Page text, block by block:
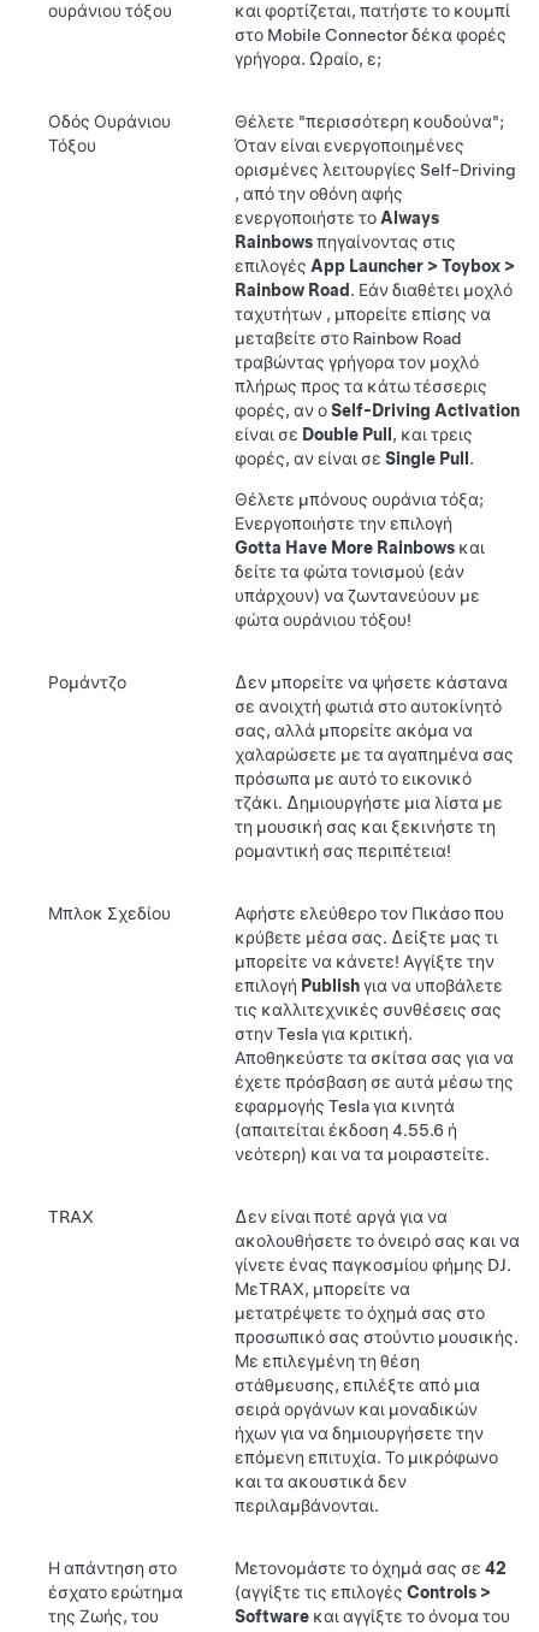
ουράνιου τόξου
και φορτίζεται, πατήστε το κουμπί
στο Mobile Connector δέκα φορές
γρήγορα. Ωραίο, ε;
Οδός Ουράνιου
Τόξου
Θέλετε "περισσότερη κουδούνα";
Όταν είναι ενεργοποιημένες
ορισμένες λειτουργίες Self-Driving
, από την οθόνη αφής
ενεργοποιήστε τοAlways
Rainbowsπηγαίνοντας στις
επιλογές App Launcher > Toybox >
Rainbow Road . Εάν διαθέτει μοχλό
ταχυτήτων , μπορείτε επίσης να
μεταβείτε στο Rainbow Road
τραβώντας γρήγορα τον μοχλό
πλήρως προς τα κάτωτέσσερις
φορές, αν οSelf-Driving Activation
είναι σε Double Pull , και τρεις
φορές, αν είναι σε Single Pull .
Θέλετε μπόνους ουράνια τόξα;
Ενεργοποιήστε την επιλογή
Gotta Have More Rainbows και
δείτε τα φώτα τονισμού (εάν
υπάρχουν) να ζωντανεύουν με
φώτα ουράνιου τόξου!
Ρομάντζο
Δεν μπορείτε να ψήσετε κάστανα
σε ανοιχτή φωτιά στο αυτοκίνητό
σας, αλλά μπορείτε ακόμα να
χαλαρώσετε με τα αγαπημένα σας
πρόσωπα με αυτό το εικονικό
τζάκι. Δημιουργήστε μια λίστα με
τη μουσική σας και ξεκινήστε τη
ρομαντική σας περιπέτεια!
Μπλοκ Σχεδίου
Αφήστε ελεύθερο τον Πικάσο που
κρύβετε μέσα σας. Δείξτε μας τι
μπορείτε να κάνετε! Αγγίξτε την
επιλογή Publishγια να υποβάλετε
τις καλλιτεχνικές συνθέσεις σας
στην Tesla για κριτική.
Αποθηκεύστε τα σκίτσα σας για να
έχετε πρόσβαση σε αυτά μέσω της
εφαρμογής Tesla για κινητά
(απαιτείται έκδοση 4.55.6 ή
νεότερη) και να τα μοιραστείτε.
TRAX
Δεν είναι ποτέ αργά για να
ακολουθήσετε το όνειρό σας και να
γίνετε ένας παγκοσμίου φήμης DJ.
ΜεTRAX, μπορείτε να
μετατρέψετε το όχημά σας στο
προσωπικό σας στούντιο μουσικής.
Με επιλεγμένη τη θέση
στάθμευσης, επιλέξτε από μια
σειρά οργάνων και μοναδικών
ήχων για να δημιουργήσετε την
επόμενη επιτυχία. Το μικρόφωνο
και τα ακουστικά δεν
περιλαμβάνονται.
Η απάντηση στο
έσχατο ερώτημα
της Ζωής, του
Μετονομάστε το όχημά σας σε 42
(αγγίξτε τις επιλογές Controls >
Software και αγγίξτε το όνομα του